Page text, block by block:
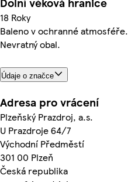
18 Roky
Baleno v ochranné atmosféře.
Nevratný obal.
Údaje o značce
Adresa pro vrácení
Plzeňský Prazdroj, a.s.
U Prazdroje 64/7
Východní Předměstí
301 00 Plzeň
Česká republika